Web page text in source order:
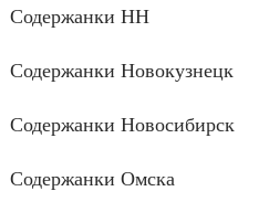
Содержанки НН
Содержанки Новокузнецк
Содержанки Новосибирск
Содержанки Омска